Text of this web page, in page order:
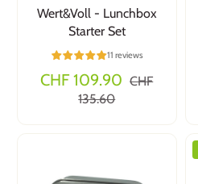
Wert&Voll - Lunchbox
Starter Set
11 reviews
CHF 109.90 CHF
135.60